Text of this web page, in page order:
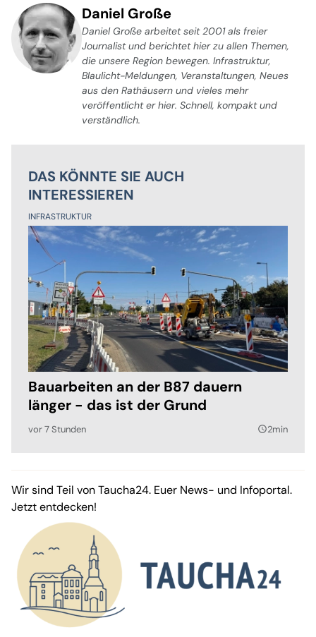
Daniel Große
Daniel Große arbeitet seit 2001 als freier
Journalist und berichtet hier zu allen Themen,
die unsere Region bewegen. Infrastruktur,
Blaulicht-Meldungen, Veranstaltungen, Neues
aus den Rathäusern und vieles mehr
veröffentlicht er hier. Schnell, kompakt und
verständlich.
DAS KÖNNTE SIE AUCH
INTERESSIEREN
INFRASTRUKTUR
Bauarbeiten an der B87 dauern
länger - das ist der Grund
vor 7 Stunden query_builder2min
Wir sind Teil von Taucha24. Euer News- und Infoportal.
Jetzt entdecken!